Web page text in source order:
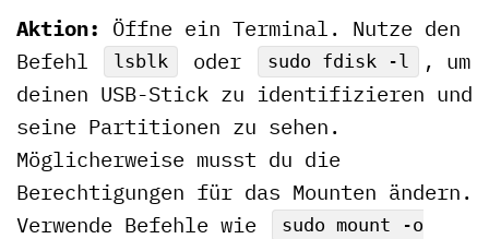
Aktion: Öffne ein Terminal. Nutze den
Befehl
lsblk oder sudo fdisk -l
, um
deinen USB-Stick zu identifizieren und
seine Partitionen zu sehen.
Möglicherweise musst du die
Berechtigungen für das Mounten ändern.
Verwende Befehle wie
sudo mount -o